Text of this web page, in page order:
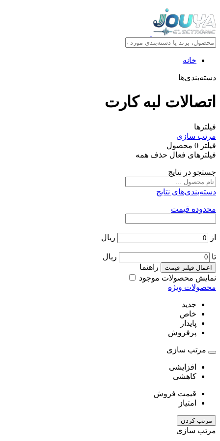
خانه
دسته‌بندی‌ها
اتصالات لبه کارت
فیلترها
مرتب سازی
فیلتر 0 محصول
فیلترهای فعال حذف همه
جستجو در نتایج
دسته‌بندی‌های نتایج
محدوده قیمت
از ریال
تا ریال
اعمال فیلتر قیمت
راهنما
نمایش محصولات موجود
محصولات ویژه
جدید
خاص
پایدار
پرفروش
مرتب سازی
افزایشی
کاهشی
قیمت فروش
امتیاز
مرتب کردن
مرتب سازی